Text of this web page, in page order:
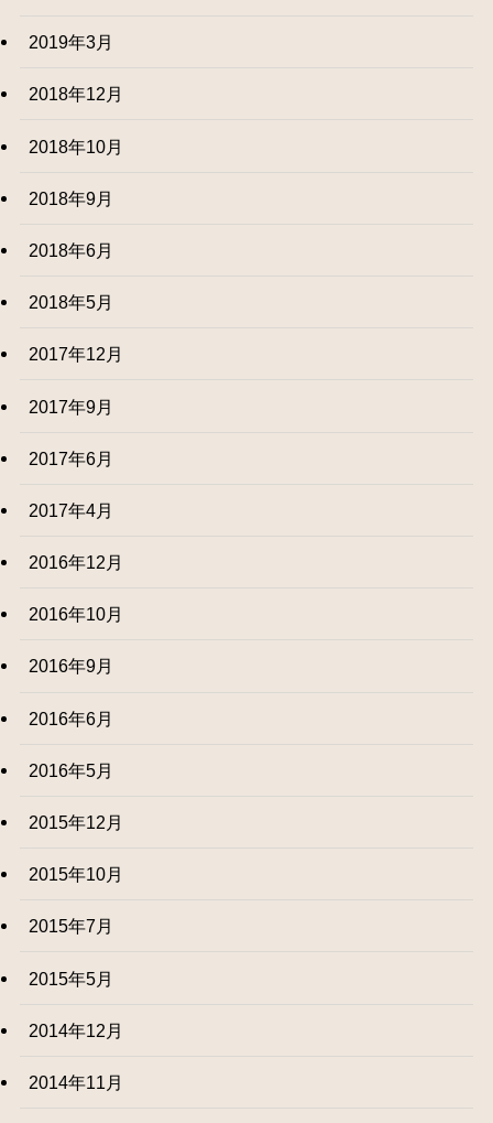
2019年3月
2018年12月
2018年10月
2018年9月
2018年6月
2018年5月
2017年12月
2017年9月
2017年6月
2017年4月
2016年12月
2016年10月
2016年9月
2016年6月
2016年5月
2015年12月
2015年10月
2015年7月
2015年5月
2014年12月
2014年11月